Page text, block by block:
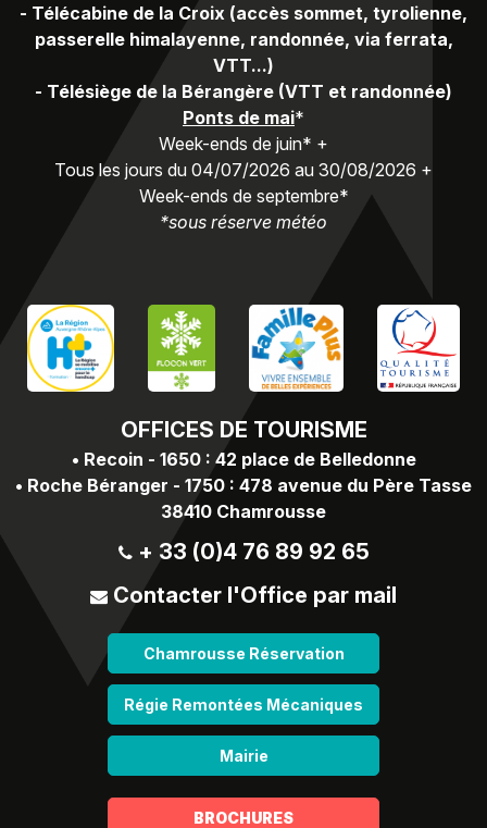
OFFICES DE TOURISME
• Recoin - 1650 : 42 place de Belledonne
• Roche Béranger - 1750 : 478 avenue du Père Tasse
38410 Chamrousse
+ 33 (0)4 76 89 92 65
Contacter l'Office par mail
Chamrousse Réservation
Régie Remontées Mécaniques
Mairie
- Télécabine de la Croix (accès sommet, tyrolienne,
passerelle himalayenne, randonnée, via ferrata,
VTT...)
- Télésiège de la Bérangère (VTT et randonnée)
Ponts de mai*
Week-ends de juin* +
Tous les jours du 04/07/2026 au 30/08/2026 +
Week-ends de septembre*
*sous réserve météo
BROCHURES